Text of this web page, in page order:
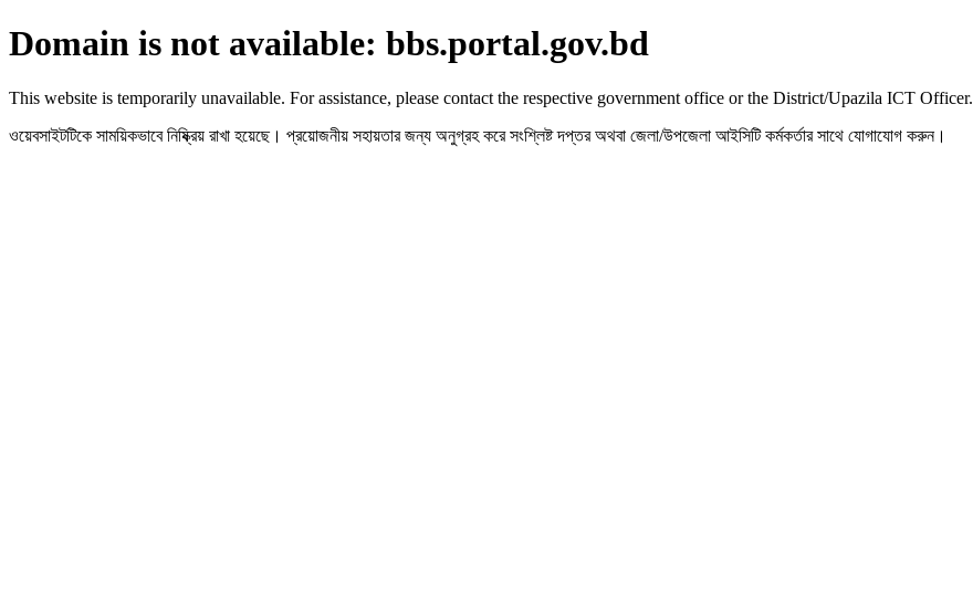
Domain is not available: bbs.portal.gov.bd
This website is temporarily unavailable. For assistance, please contact the respective government office or the District/Upazila ICT Officer.
ওয়েবসাইটটিকে সাময়িকভাবে নিষ্ক্রিয় রাখা হয়েছে। প্রয়োজনীয় সহায়তার জন্য অনুগ্রহ করে সংশ্লিষ্ট দপ্তর অথবা জেলা/উপজেলা আইসিটি কর্মকর্তার সাথে যোগাযোগ করুন।